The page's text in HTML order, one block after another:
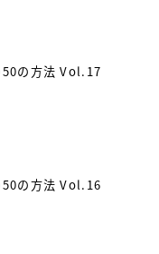
50の方法 Vol.17
50の方法 Vol.16